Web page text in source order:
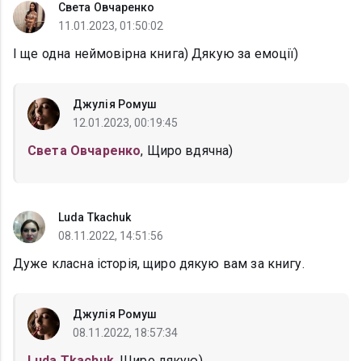
Света Овчаренко
11.01.2023, 01:50:02
І ще одна неймовірна книга) Дякую за емоції)
Джулія Ромуш
12.01.2023, 00:19:45
Света Овчаренко, Щиро вдячна)
Luda Tkachuk
08.11.2022, 14:51:56
Дуже класна історія, щиро дякую вам за книгу.
Джулія Ромуш
08.11.2022, 18:57:34